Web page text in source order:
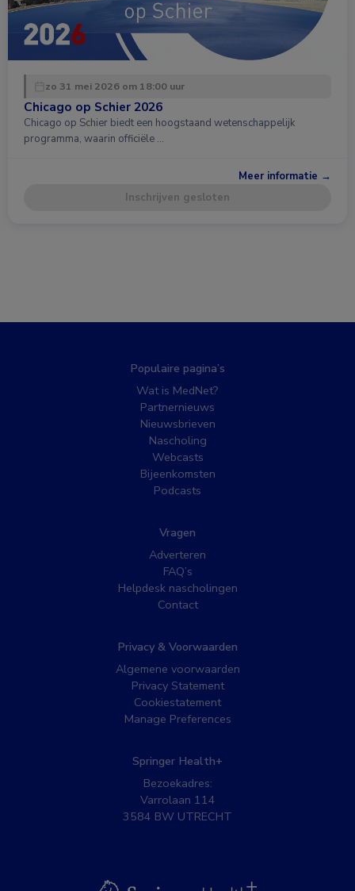
zo 31 mei 2026 om 18:00 uur
Chicago op Schier 2026
Chicago op Schier biedt een hoogstaand wetenschappelijk
programma, waarin officiële …
Meer informatie →
Inschrijven gesloten
Populaire pagina’s
Wat is MedNet?
Partnernieuws
Nieuwsbrieven
Nascholing
Webcasts
Bijeenkomsten
Podcasts
Vragen
Adverteren
FAQ’s
Helpdesk nascholingen
Contact
Privacy & Voorwaarden
Algemene voorwaarden
Privacy Statement
Cookiestatement
Manage Preferences
Springer Health+
Bezoekadres:
Varrolaan 114
3584 BW UTRECHT